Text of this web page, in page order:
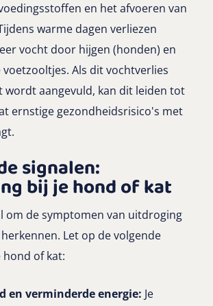
en het afvoeren van
warme dagen verliezen
vocht door hijgen (honden) en
voetzooltjes. Als dit vochtverlies
wordt aangevuld, kan dit leiden tot
ernstige gezondheidsrisico's met
signalen:
bij je hond of kat
om de symptomen van uitdroging
Let op de volgende
hond of kat:
en verminderde energie: Je